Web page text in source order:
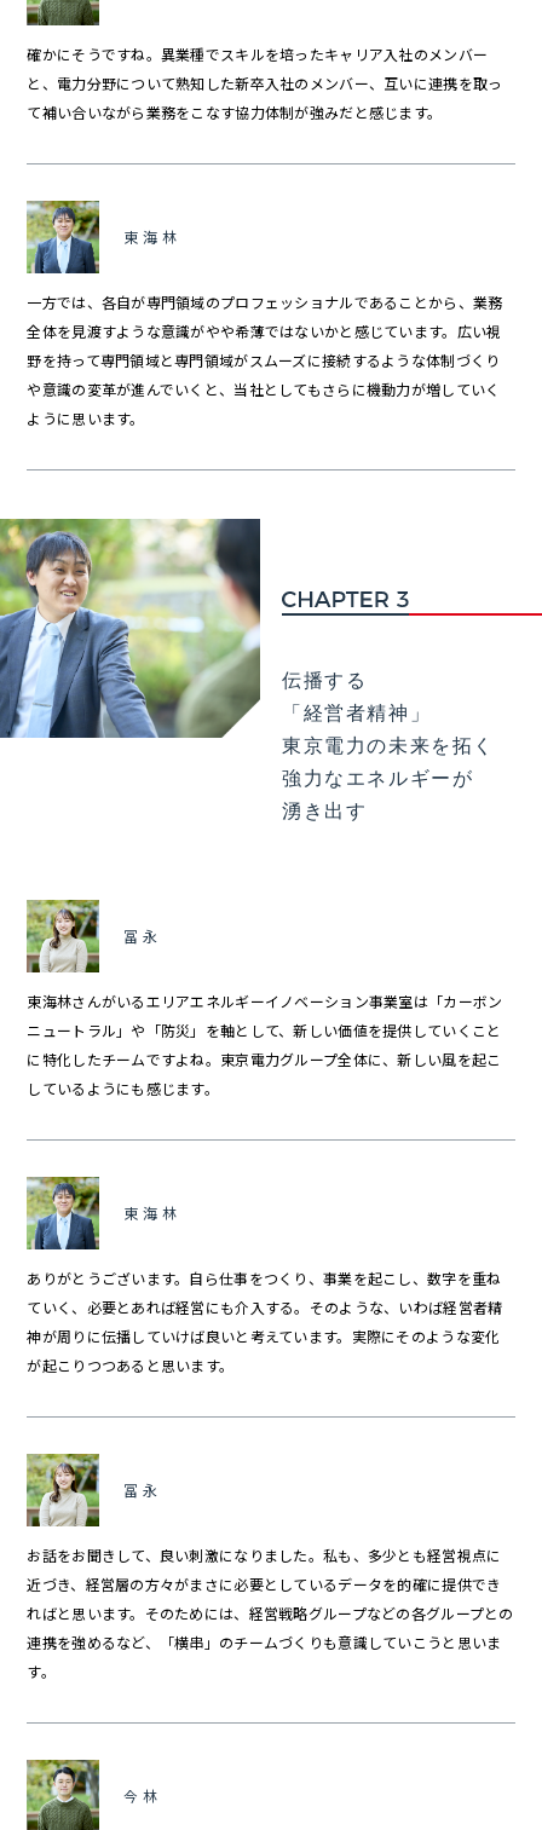
確かにそうですね。異業種でスキルを培ったキャリア入社のメンバー
と、電力分野について熟知した新卒入社のメンバー、互いに連携を取っ
て補い合いながら業務をこなす協力体制が強みだと感じます。
東海林
一方では、各自が専門領域のプロフェッショナルであることから、業務
全体を見渡すような意識がやや希薄ではないかと感じています。広い視
野を持って専門領域と専門領域がスムーズに接続するような体制づくり
や意識の変革が進んでいくと、当社としてもさらに機動力が増していく
ように思います。
伝播する
「経営者精神」
東京電力の未来を拓く
強力なエネルギーが
湧き出す
冨永
東海林さんがいるエリアエネルギーイノベーション事業室は「カーボン
ニュートラル」や「防災」を軸として、新しい価値を提供していくこと
に特化したチームですよね。東京電力グループ全体に、新しい風を起こ
しているようにも感じます。
東海林
ありがとうございます。自ら仕事をつくり、事業を起こし、数字を重ね
ていく、必要とあれば経営にも介入する。そのような、いわば経営者精
神が周りに伝播していけば良いと考えています。実際にそのような変化
が起こりつつあると思います。
冨永
お話をお聞きして、良い刺激になりました。私も、多少とも経営視点に
近づき、経営層の方々がまさに必要としているデータを的確に提供でき
ればと思います。そのためには、経営戦略グループなどの各グループとの
連携を強めるなど、「横串」のチームづくりも意識していこうと思いま
す。
今林